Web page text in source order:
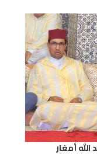
أمغار